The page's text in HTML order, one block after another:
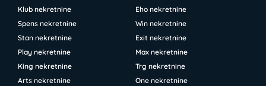
Klub nekretnine
Eho nekretnine
Spens nekretnine
Win nekretnine
Stan nekretnine
Exit nekretnine
Play nekretnine
Max nekretnine
King nekretnine
Trg nekretnine
Arts nekretnine
One nekretnine